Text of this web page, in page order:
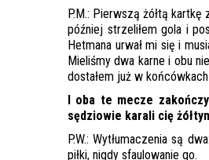
P.M.: Pierwszą żółtą
później strzeliłem gola i
Hetmana urwał mi się i
Mieliśmy dwa karne i obu
dostałem już w
I oba te mecze
sędziowie karali cię
P.W.: Wytłumaczenia są
piłki, nigdy sfaulowanie go.